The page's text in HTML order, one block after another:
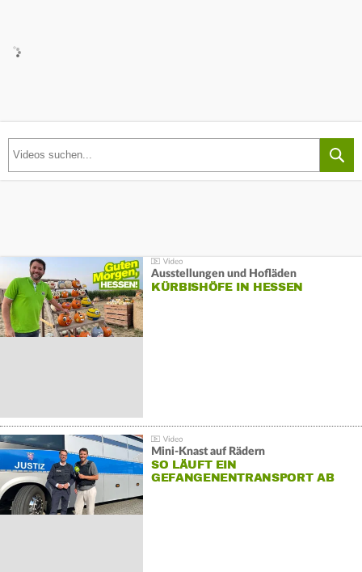
Ausstellungen und Hofläden
KÜRBISHÖFE IN HESSEN
Mini-Knast auf Rädern
SO LÄUFT EIN
GEFANGENENTRANSPORT AB